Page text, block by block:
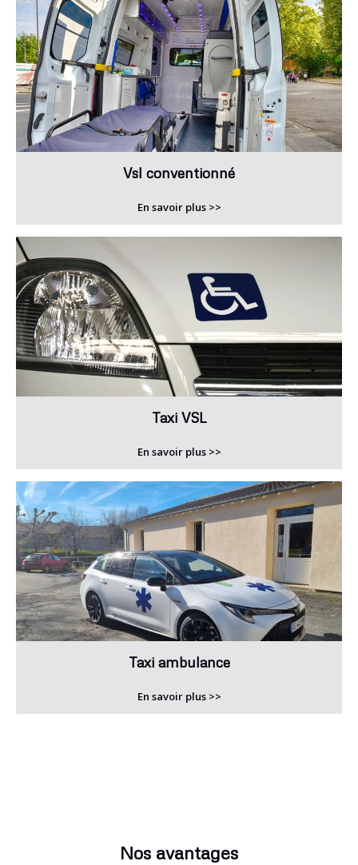
Vsl conventionné
En savoir plus >>
Taxi VSL
En savoir plus >>
Taxi ambulance
En savoir plus >>
Nos avantages